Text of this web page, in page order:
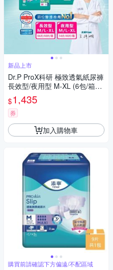
新品上市
Dr.P ProX科研 極致透氣紙尿褲
長效型/夜用型 M-XL (6包/箱購,
黏貼型,成人紙尿褲)
$1,435
券
加入購物車
購買前請確認下方偏遠/不配區域